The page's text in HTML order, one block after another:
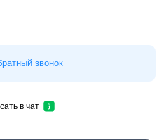
звонок
Написать в чат